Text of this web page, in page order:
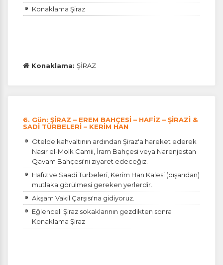
Konaklama Şiraz
Konaklama: ŞİRAZ
6. Gün: ŞİRAZ – EREM BAHÇESİ – HAFİZ – ŞİRAZİ &
SADİ TÜRBELERİ – KERİM HAN
Otelde kahvaltının ardından Şiraz'a hareket ederek
Nasır el-Molk Camii, İram Bahçesi veya Narenjestan
Qavam Bahçesi'ni ziyaret edeceğiz.
Hafız ve Saadi Türbeleri, Kerim Han Kalesi (dışarıdan)
mutlaka görülmesi gereken yerlerdir.
Akşam Vakil Çarşısı'na gidiyoruz.
Eğlenceli Şiraz sokaklarının gezdikten sonra
Konaklama Şiraz